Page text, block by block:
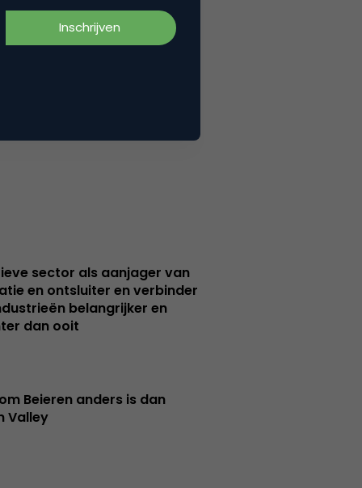
sector als aanjager van
en ontsluiter en verbinder
belangrijker en
dan ooit
Beieren anders is dan
Valley